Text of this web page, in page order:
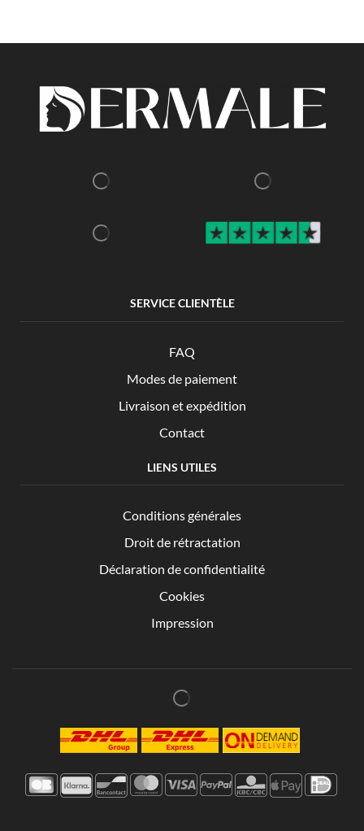
SERVICE CLIENTÈLE
FAQ
Modes de paiement
Livraison et expédition
Contact
LIENS UTILES
Conditions générales
Droit de rétractation
Déclaration de confidentialité
Cookies
Impression